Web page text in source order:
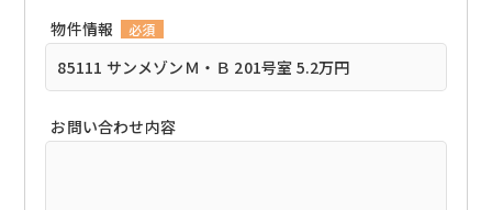
物件情報 必須
お問い合わせ内容